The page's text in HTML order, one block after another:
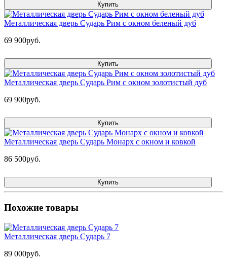
Купить
Металлическая дверь Сударь Рим с окном беленый дуб
69 900руб.
Купить
Металлическая дверь Сударь Рим с окном золотистый дуб
69 900руб.
Купить
Металлическая дверь Сударь Монарх с окном и ковкой
86 500руб.
Купить
Похожие товары
Металлическая дверь Сударь 7
89 000руб.